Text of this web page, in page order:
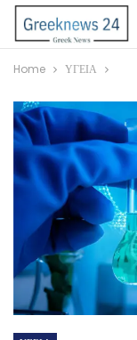
Home ΥΓΕΙΑ